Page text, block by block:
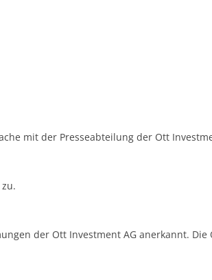
mit der Presseabteilung der Ott
der Ott Investment AG anerkannt. Die